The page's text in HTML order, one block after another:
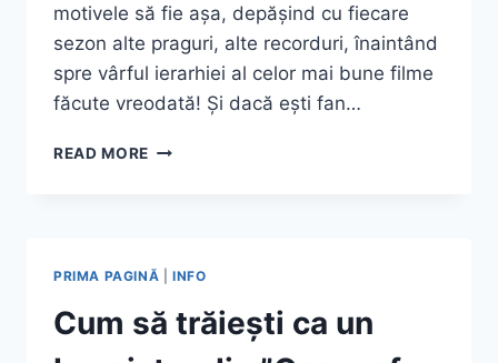
motivele să fie așa, depășind cu fiecare
sezon alte praguri, alte recorduri, înaintând
spre vârful ierarhiei al celor mai bune filme
făcute vreodată! Și dacă ești fan…
READ MORE LOCAȚIILE
FILMAT
GAME
OF
THRONES!!
PRIMA PAGINĂ INFO
Cum să trăiești ca un